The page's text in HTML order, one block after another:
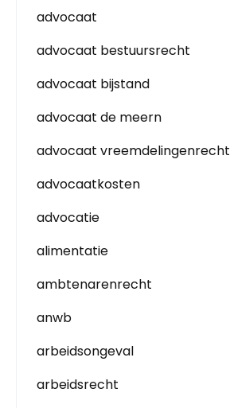
advocaat
advocaat bestuursrecht
advocaat bijstand
advocaat de meern
advocaat vreemdelingenrecht
advocaatkosten
advocatie
alimentatie
ambtenarenrecht
anwb
arbeidsongeval
arbeidsrecht